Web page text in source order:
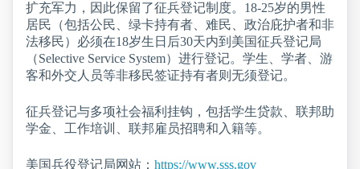
扩充军力，因此保留了征兵登记制度。18-25岁的男性
居民（包括公民、绿卡持有者、难民、政治庇护者和非
法移民）必须在18岁生日后30天内到美国征兵登记局
（Selective Service System）进行登记。学生、学者、游
客和外交人员等非移民签证持有者则无须登记。
征兵登记与多项社会福利挂钩，包括学生贷款、联邦助
学金、工作培训、联邦雇员招聘和入籍等。
美国兵役登记局网站： https://www.sss.gov